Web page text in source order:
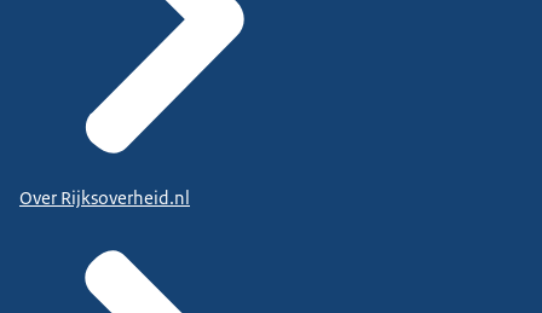
Over Rijksoverheid.nl